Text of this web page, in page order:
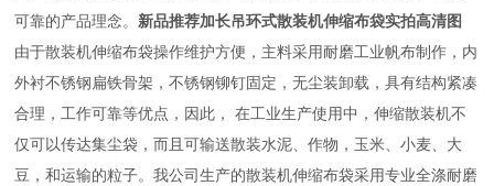
可靠的产品理念。 新品推荐加长吊环式散装机伸缩布袋实拍高清图
由于散装机伸缩布袋操作维护方便，主料采用耐磨工业帆布制作，内
外衬不锈钢扁铁骨架，不锈钢铆钉固定，无尘装卸载，具有结构紧凑
合理，工作可靠等优点，因此， 在工业生产使用中，伸缩散装机不
仅可以传达集尘袋，而且可输送散装水泥、作物，玉米、小麦、大
豆，和运输的粒子。我公司生产的散装机伸缩布袋采用专业全涤耐磨